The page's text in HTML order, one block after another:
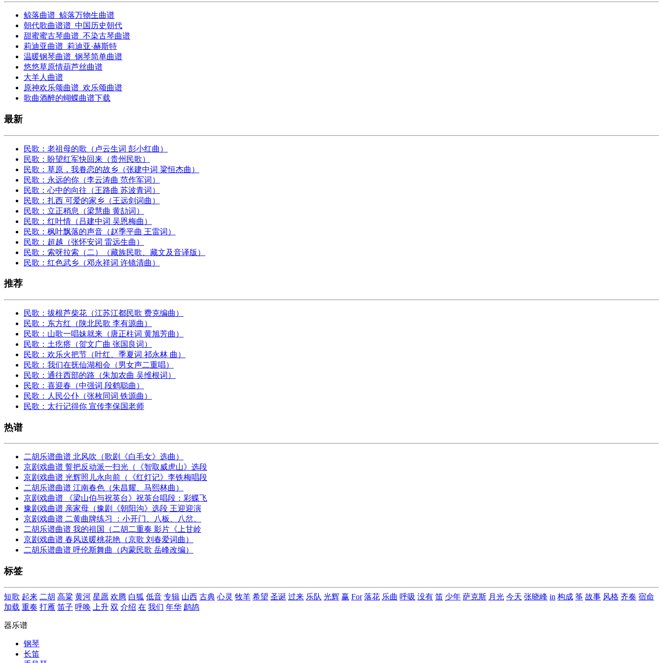
鲸落曲谱_鲸落万物生曲谱
朝代歌曲谱谱_中国历史朝代
甜蜜蜜古琴曲谱_不染古琴曲谱
莉迪亚曲谱_莉迪亚·赫斯特
温暖钢琴曲谱_钢琴简单曲谱
悠悠草原情葫芦丝曲谱
大羊人曲谱
原神欢乐颂曲谱_欢乐颂曲谱
歌曲酒醉的蝴蝶曲谱下载
最新
民歌：老祖母的歌（卢云生词 彭小红曲）
民歌：盼望红军快回来（贵州民歌）
民歌：草原，我眷恋的故乡（张建中词 粱恒杰曲）
民歌：永远的你（李云涛曲 范作军词）
民歌：心中的向往（王路曲 苏波青词）
民歌：扎西 可爱的家乡（王远剑词曲）
民歌：立正稍息（梁慧曲 黄劼词）
民歌：红叶情（吕建中词 吴恩梅曲）
民歌：枫叶飘落的声音（赵季平曲 王雷词）
民歌：超越（张怀安词 雷远生曲）
民歌：索呀拉索（二）（藏族民歌、藏文及音译版）
民歌：红色武乡（邓永祥词 许镜清曲）
推荐
民歌：拔根芦柴花（江苏江都民歌 费克编曲）
民歌：东方红（陕北民歌 李有源曲）
民歌：山歌一唱妹就来（唐正柱词 黄旭芳曲）
民歌：土疙瘩（贺文广曲 张国良词）
民歌：欢乐火把节（叶红、季夏词 祁永林 曲）
民歌：我们在抚仙湖相会（男女声二重唱）
民歌：通往西部的路（朱加农曲 吴维根词）
民歌：喜迎春（中强词 段鹤聪曲）
民歌：人民公仆（张枚同词 铁源曲）
民歌：太行记得你 宣传李保国老师
热谱
二胡乐谱曲谱 北风吹（歌剧《白毛女》选曲）
京剧戏曲谱 誓把反动派一扫光（《智取威虎山》选段
京剧戏曲谱 光辉照儿永向前（《红灯记》李铁梅唱段
二胡乐谱曲谱 江南春色（朱昌耀、马熙林曲）
京剧戏曲谱 《梁山伯与祝英台》祝英台唱段：彩蝶飞
豫剧戏曲谱 亲家母（豫剧《朝阳沟》选段 王迎迎演
京剧戏曲谱 二黄曲牌练习 ：小开门、八板、八岔、
二胡乐谱曲谱 我的祖国（二胡二重奏 影片《上甘岭
京剧戏曲谱 春风送暖桃花艳（京歌 刘春爱词曲）
二胡乐谱曲谱 呼伦斯舞曲（内蒙民歌 岳峰改编）
标签
短歌 起来 二胡 高粱 黄河 星愿 欢腾 白狐 低音 专辑 山西 古典 心灵 牧羊 希望 圣诞 过来 乐队 光辉 赢 For 落花 乐曲 呼吸 没有 笛 少年 萨克斯 月光 今天 张晓峰 in 构成 筝 故事 风格 齐奏 宿命
加载 重奏 打雁 笛子 呼唤 上升 双 介绍 在 我们 年华 鹧鸪
器乐谱
钢琴
长笛